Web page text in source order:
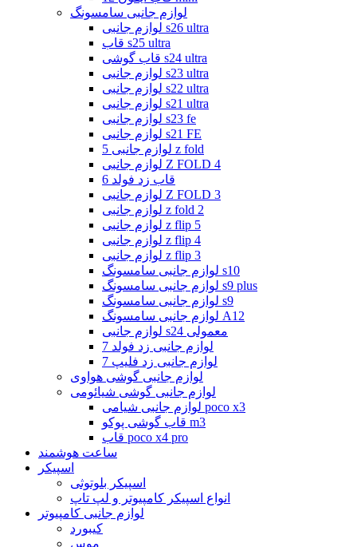
لوازم جانبی سامسونگ
لوازم جانبی s26 ultra
قاب s25 ultra
قاب گوشی s24 ultra
لوازم جانبی s23 ultra
لوازم جانبی s22 ultra
لوازم جانبی s21 ultra
لوازم جانبی s23 fe
لوازم جانبی s21 FE
لوازم جانبی 5 z fold
لوازم جانبی Z FOLD 4
قاب زد فولد 6
لوازم جانبی Z FOLD 3
لوازم جانبی z fold 2
لوازم جانبی z flip 5
لوازم جانبی z flip 4
لوازم جانبی z flip 3
لوازم جانبی سامسونگ s10
لوازم جانبی سامسونگ s9 plus
لوازم جانبی سامسونگ s9
لوازم جانبی سامسونگ A12
لوازم جانبی s24 معمولی
لوازم جانبی زد فولد 7
لوازم جانبی زد فلیپ 7
لوازم جانبی گوشی هواوی
لوازم جانبی گوشی شیائومی
لوازم جانبی شیامی poco x3
قاب گوشی پوکو m3
قاب poco x4 pro
ساعت هوشمند
اسپیکر
اسپیکر بلوتوثی
انواع اسپیکر کامپیوتر و لپ تاپ
لوازم جانبی کامپیوتر
کیبورد
موس